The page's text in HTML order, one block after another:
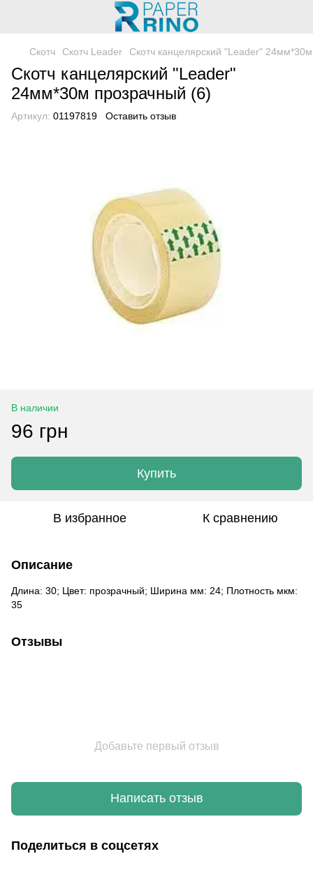
Скотч Скотч Leader Скотч канцелярский "Leader"
Скотч канцелярский "Leader"
24мм*30м прозрачный (6)
Артикул: 01197819 Оставить отзыв
В наличии
96 грн
Купить
В избранное К сравнению
Описание
Длина: 30; Цвет: прозрачный; Ширина мм: 24; Плотность мкм:
35
Отзывы
Добавьте первый отзыв
Написать отзыв
Поделиться в соцсетях